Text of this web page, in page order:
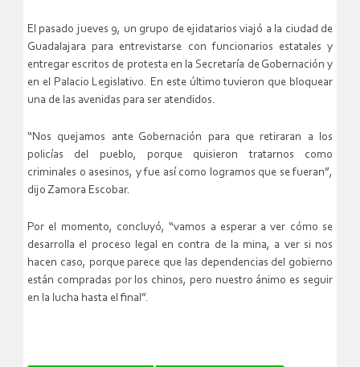
El pasado jueves 9, un grupo de ejidatarios viajó a la ciudad de
Guadalajara para entrevistarse con funcionarios estatales y
entregar escritos de protesta en la Secretaría de Gobernación y
en el Palacio Legislativo. En este último tuvieron que bloquear
una de las avenidas para ser atendidos.
“Nos quejamos ante Gobernación para que retiraran a los
policías del pueblo, porque quisieron tratarnos como
criminales o asesinos, y fue así como logramos que se fueran”,
dijo Zamora Escobar.
Por el momento, concluyó, “vamos a esperar a ver cómo se
desarrolla el proceso legal en contra de la mina, a ver si nos
hacen caso, porque parece que las dependencias del gobierno
están compradas por los chinos, pero nuestro ánimo es seguir
en la lucha hasta el final”.